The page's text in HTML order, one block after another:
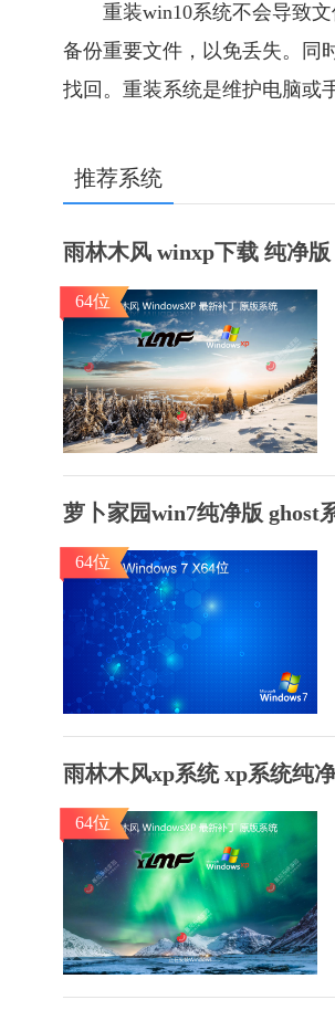
重装win10系统不会导致
备份重要文件，以免丢失。同
找回。重装系统是维护电脑或
推荐系统
雨林木风 winxp下载 纯净
64位
萝卜家园win7纯净版 ghost
64位
雨林木风xp系统 xp系统纯
64位